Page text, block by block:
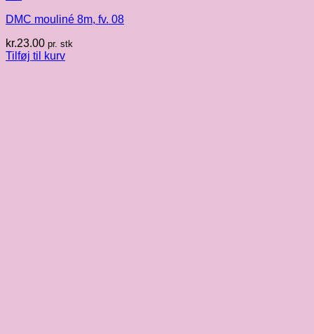
DMC mouliné 8m, fv. 08
kr.23.00 pr. stk
Tilføj til kurv